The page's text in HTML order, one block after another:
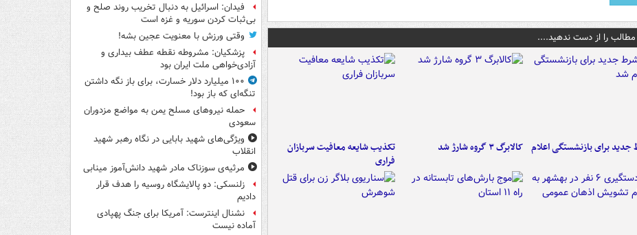
مطالب را از دست ندهید....
برای بازنشستگی اعلام کالابرگ ۳ گروه شارژ شد
تکذیب شایعه معافیت سربازان
فراری
فیدان: اسرائیل به دنبال تخریب روند صلح و
بی‌ثبات کردن سوریه و غزه است
وقتی ورزش با معنویت عجین بشه!
پزشکیان: مشروطه نقطه عطف بیداری و
آزادی‌خواهی ملت ایران بود
۱۰۰ میلیارد دلار خسارت، برای باز نگه داشتن
تنگه‌ای که باز بود!
حمله نیروهای مسلح یمن به مواضع مزدوران
سعودی
ویژگی‌های شهید بابایی در نگاه رهبر شهید
انقلاب
مرثیه‌ی سوزناک مادر شهید دانش‌آموز مینابی
زلنسکی: دو پالایشگاه روسیه را هدف قرار
دادیم
نشنال اینترست: آمریکا برای جنگ پهپادی
آماده نیست